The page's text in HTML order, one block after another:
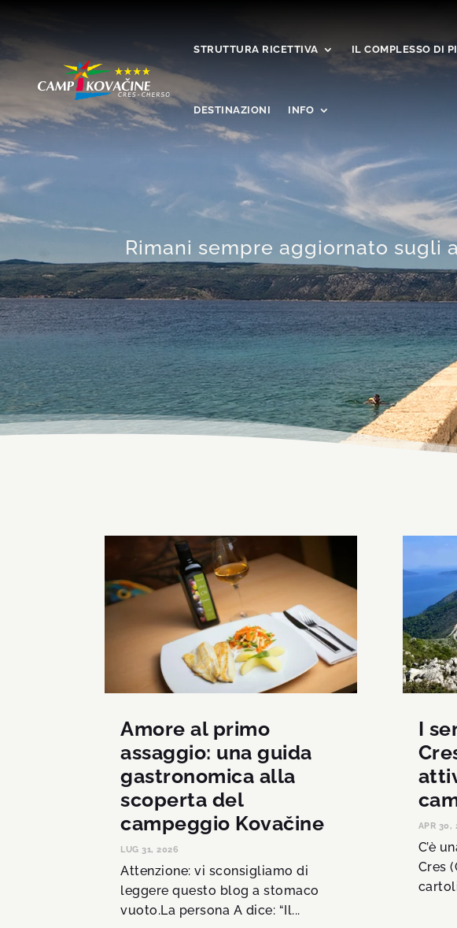
STRUTTURA RICETTIVA IL COMPLESSO DI
DESTINAZIONI INFO
Rimani sempre aggiornato sugli
Amore al primo
assaggio: una guida
gastronomica alla
scoperta del
campeggio Kovačine
LUG 31, 2026
Attenzione: vi sconsigliamo di
leggere questo blog a stomaco
vuoto.La persona A dice: “Il...
I
APR 30,
C’è
Cres